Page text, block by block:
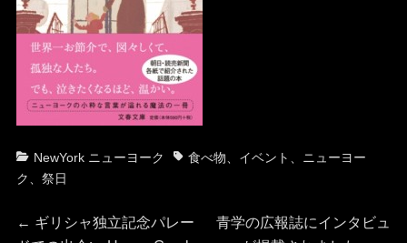
カ
テ
リ
NewYork ニューヨーク
タ 食べ物、 イベント 、 ニューヨー
ク、 祭日
投
← 前
ギリシャ独立記念パレー
次
青学の広報誌にインタビュ